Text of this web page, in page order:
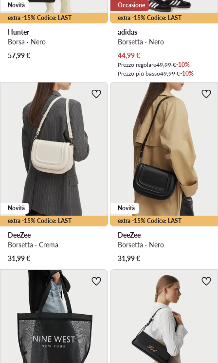
extra -15% Codice: LAST
Novità
Hunter
Borsa · Nero
57,99€
extra -15% Codice: LAST
Occasione
adidas
Borsetta · Nero
Prezzo attuale
44,99€
Prezzo regolare49,99 €-10%
Prezzo più basso49,99 €-10%
extra -15% Codice: LAST
Novità
DeeZee
Borsetta · Crema
31,99€
extra -15% Codice: LAST
Novità
DeeZee
Borsetta · Nero
31,99€